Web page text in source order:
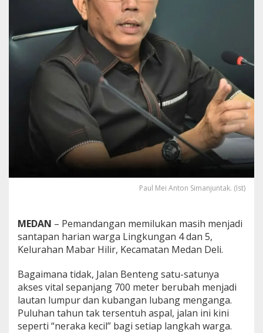
l
i
r
R
u
s
P
u
l
h
a
n
T
a
P
a
u
S
m
a
n
j
Paul Mei Anton Simanjuntak. (Ist)
MEDAN – Pemandangan memilukan masih menjadi
santapan harian warga Lingkungan 4 dan 5,
Kelurahan Mabar Hilir, Kecamatan Medan Deli.
Bagaimana tidak, Jalan Benteng satu-satunya
akses vital sepanjang 700 meter berubah menjadi
lautan lumpur dan kubangan lubang menganga.
Puluhan tahun tak tersentuh aspal, jalan ini kini
seperti “neraka kecil” bagi setiap langkah warga.